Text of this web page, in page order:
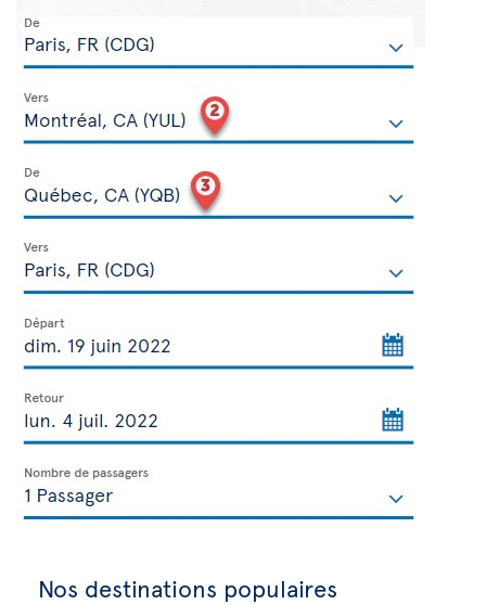
Nos destinations populaires